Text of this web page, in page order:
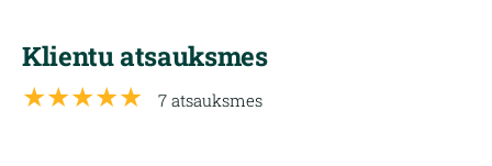
Klientu atsauksmes
★★★★★ 7 atsauksmes